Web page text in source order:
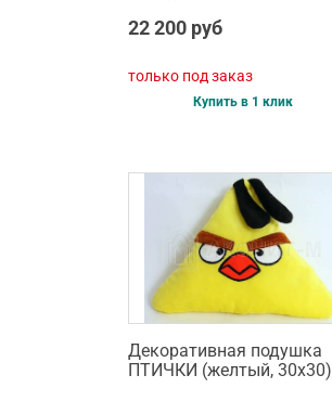
22 200 руб
только под заказ
Купить в 1 клик
Декоративная подушка
ПТИЧКИ (желтый, 30х30)